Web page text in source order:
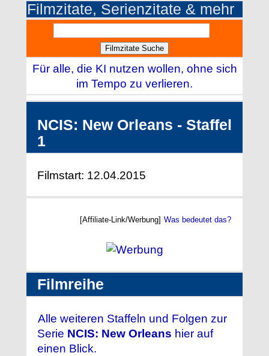
Filmzitate, Serienzitate & mehr
Für alle, die KI nutzen wollen, ohne sich
im Tempo zu verlieren.
NCIS: New Orleans - Staffel
1
Filmstart: 12.04.2015
[Affiliate-Link/Werbung] Was bedeutet das?
Filmreihe
Alle weiteren Staffeln und Folgen zur
Serie NCIS: New Orleans hier auf
einen Blick.